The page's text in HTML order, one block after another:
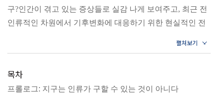
구?인간이 겪고 있는 증상들로 실감 나게 보여주고, 최근 전
인류적인 차원에서 기후변화에 대응하기 위한 현실적인 전
맞은 가장 긴급한 기후변화 보고서로 우리 앞에 다가올 것이
다.
목차
프롤로그: 지구는 인류가 구할 수 있는 것이 아니다